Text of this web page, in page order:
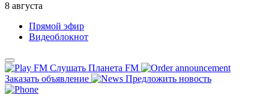
8 августа
Прямой эфир
Видеоблокнот
Слушать Планета FM
Заказать объявление
Предложить новость